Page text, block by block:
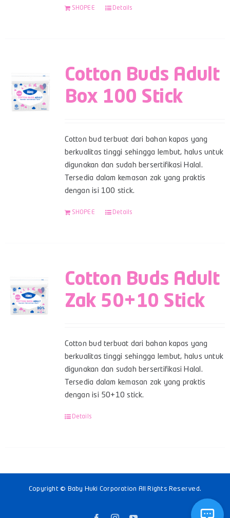
SHOPEE Details
Cotton Buds Adult
Box 100 Stick
Cotton bud terbuat dari bahan kapas yang
berkualitas tinggi sehingga lembut, halus untuk
digunakan dan sudah bersertifikasi Halal.
Tersedia dalam kemasan zak yang praktis
dengan isi 100 stick.
SHOPEE Details
Cotton Buds Adult
Zak 50+10 Stick
Cotton bud terbuat dari bahan kapas yang
berkualitas tinggi sehingga lembut, halus untuk
digunakan dan sudah bersertifikasi Halal.
Tersedia dalam kemasan zak yang praktis
dengan isi 50+10 stick.
Details
Copyright © Baby Huki Corporation All Rights Reserved.